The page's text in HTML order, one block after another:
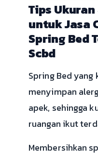
Tips
untuk Jasa
Spring Bed
Scbd
Spring Bed
menyimpan
apek, sehingga
ruangan ikut
Membersihkan